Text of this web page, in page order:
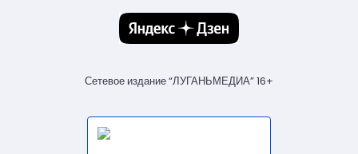
Сетевое издание “ЛУГАНЬМЕДИА” 16+